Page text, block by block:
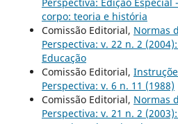
corpo: teoria e história
Comissão Editorial, Normas
Perspectiva: v. 22 n. 2
Educação
Comissão Editorial,
Perspectiva: v. 6 n. 11 (1988)
Comissão Editorial, Normas
Perspectiva: v. 21 n. 2